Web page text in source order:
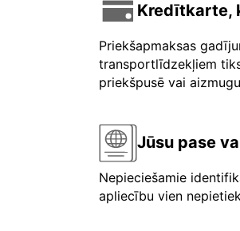
Kredītkarte,
Priekšapmaksas
transportlīdzekļiem
priekšpusē vai
Jūsu pase
Nepieciešamie
apliecību vien